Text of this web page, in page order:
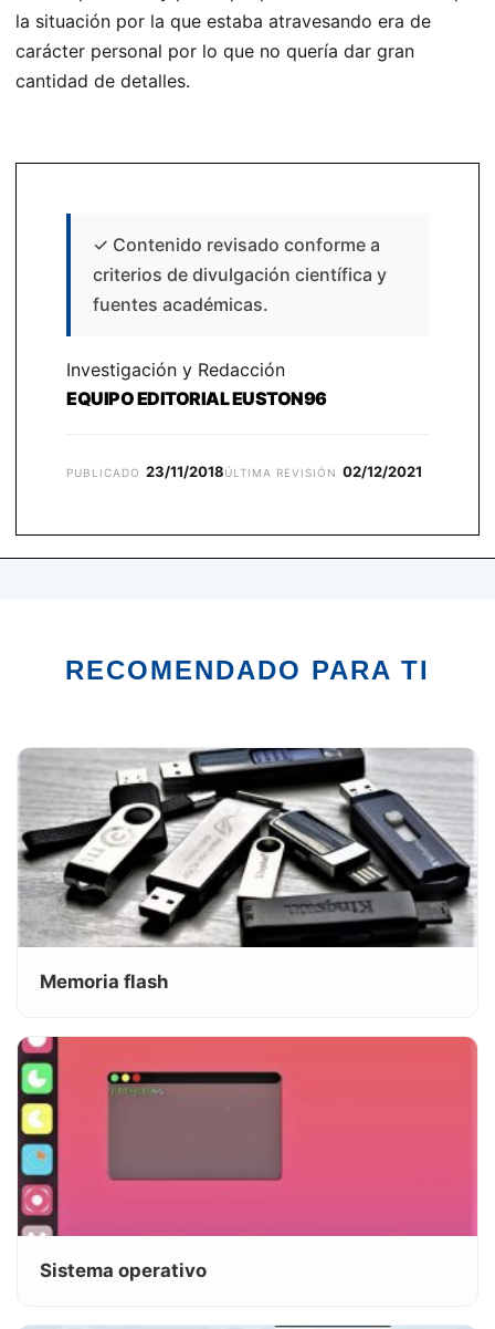
la situación por la que estaba atravesando era de
carácter personal por lo que no quería dar gran
cantidad de detalles.
✓ Contenido revisado conforme a
criterios de divulgación científica y
fuentes académicas.
Investigación y Redacción
EQUIPO EDITORIAL EUSTON96
PUBLICADO 23/11/2018ÚLTIMA REVISIÓN 02/12/2021
RECOMENDADO PARA TI
Memoria flash
Sistema operativo